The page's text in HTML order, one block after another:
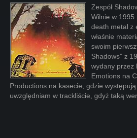
Zespół
Wilnie w 1995
death metal z
właśnie
swoim
Shadows” z
wydany przez
Emotions na
Productions na kasecie, gdzie
uwzględniam w trackliście, gdyż taką